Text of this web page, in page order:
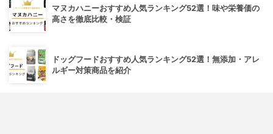
マヌカハニーおすすめ人気ランキング52選！味や栄養価の
高さを徹底比較・検証
ドッグフードおすすめ人気ランキング52選！無添加・アレ
ルギー対策商品を紹介